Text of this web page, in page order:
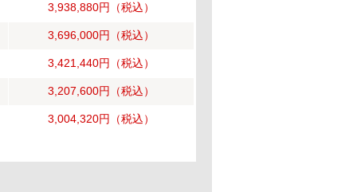
3,938,880円 （税込）
3,696,000円 （税込）
3,421,440円 （税込）
3,207,600円 （税込）
3,004,320円 （税込）